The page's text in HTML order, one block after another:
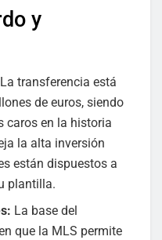
y
La transferencia está
de euros, siendo
caros en la historia
la alta inversión
están dispuestos a
plantilla.
La base del
que la MLS permite